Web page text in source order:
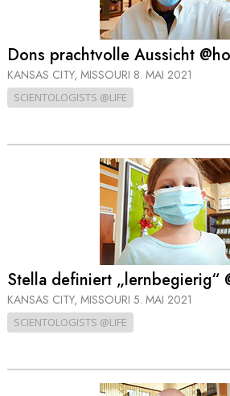
Dons prachtvolle Aussicht
KANSAS CITY, MISSOURI 8. MAI 2021
SCIENTOLOGISTS @LIFE
Stella definiert „lernbegierig“
KANSAS CITY, MISSOURI 5. MAI 2021
SCIENTOLOGISTS @LIFE